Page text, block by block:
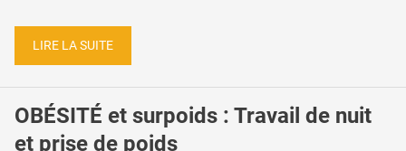
LIRE LA SUITE
OBÉSITÉ et surpoids : Travail de nuit
et prise de poids